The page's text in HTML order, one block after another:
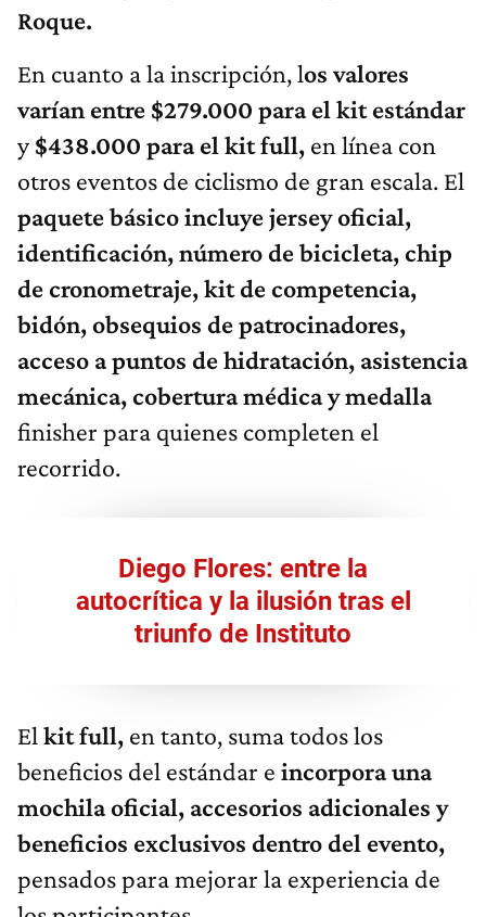
Roque.
En cuanto a la inscripción, los valores
varían entre $279.000 para el kit estándar
y$438.000 para el kit full, en línea con
otros eventos de ciclismo de gran escala. El
paquete básico incluye jersey oficial,
identificación, número de bicicleta, chip
de cronometraje, kit de competencia,
bidón, obsequios de patrocinadores,
acceso a puntos de hidratación, asistencia
mecánica, cobertura médica y medalla
finisher para quienes completen el
recorrido.
Diego Flores: entre la
autocrítica y la ilusión tras el
triunfo de Instituto
El kit full, en tanto, suma todos los
beneficios del estándar e incorpora una
mochila oficial, accesorios adicionales y
beneficios exclusivos dentro del evento,
pensados para mejorar la experiencia de